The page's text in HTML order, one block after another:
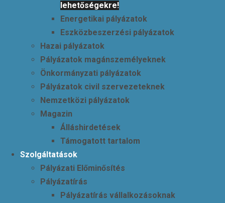
lehetőségekre!
Energetikai pályázatok
Eszközbeszerzési pályázatok
Hazai pályázatok
Pályázatok magánszemélyeknek
Önkormányzati pályázatok
Pályázatok civil szervezeteknek
Nemzetközi pályázatok
Magazin
Álláshirdetések
Támogatott tartalom
Szolgáltatások
Pályázati Előminősítés
Pályázatírás
Pályázatírás vállalkozásoknak